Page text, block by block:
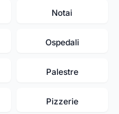
Notai
Ospedali
Palestre
Pizzerie